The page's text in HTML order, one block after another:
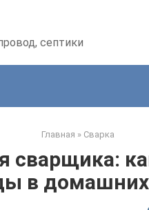
септики
Главная » Сварка
сварщика:
в домашних